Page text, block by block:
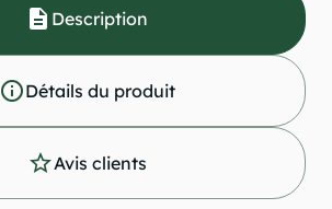
description Description
info_outlineDétails du produit
star_outlineAvis clients